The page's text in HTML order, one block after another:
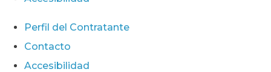
Perfil del Contratante
Contacto
Accesibilidad